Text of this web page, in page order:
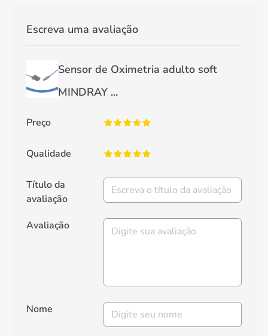
Escreva uma avaliação
Sensor de Oximetria adulto soft
MINDRAY ...
Preço
Qualidade
Título da
avaliação
Avaliação
Nome